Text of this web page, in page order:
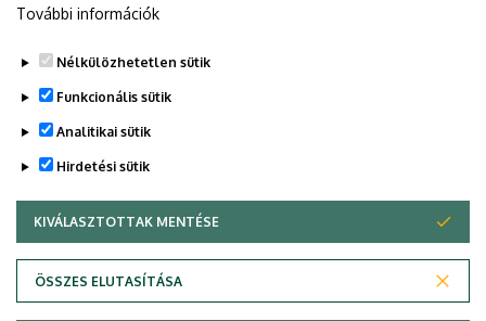
Főtárgy: Szakdidaktika
Melléktárgy: Projektív geometria
Legutóbbi frissítés: 2026. 06. 02. 21:58
Adatvédelem
További információk
Nélkülözhetetlen sütik
Funkcionális sütik
Analitikai sütik
Hirdetési sütik
KIVÁLASZTOTTAK MENTÉSE
ÖSSZES ELUTASÍTÁSA
WITHDRAW CONSENT